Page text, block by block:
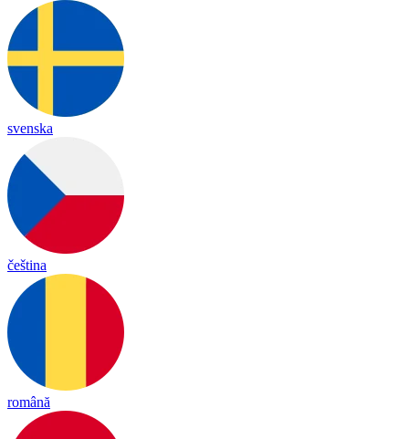
svenska
čeština
română